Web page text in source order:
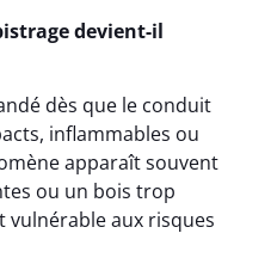
devient-il
dès que le conduit
inflammables ou
apparaît souvent
ou un bois trop
aux risques